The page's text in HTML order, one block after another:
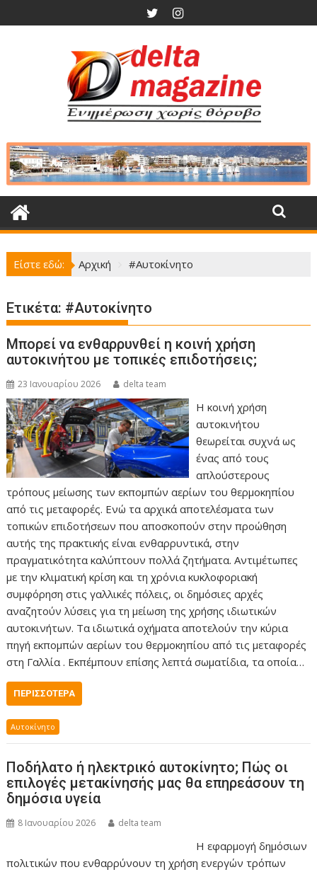
στο
Είστε εδώ: Αρχική #Αυτοκίνητο
Ετικέτα: #Αυτοκίνητο
Μπορεί να ενθαρρυνθεί η κοινή χρήση
αυτοκινήτου με τοπικές επιδοτήσεις;
23 Ιανουαρίου 2026 delta team
Η κοινή χρήση
αυτοκινήτου
θεωρείται συχνά ως
ένας από τους
απλούστερους
τρόπους μείωσης των εκπομπών αερίων του θερμοκηπίου
από τις μεταφορές. Ενώ τα αρχικά αποτελέσματα των
τοπικών επιδοτήσεων που αποσκοπούν στην προώθηση
αυτής της πρακτικής είναι ενθαρρυντικά, στην
πραγματικότητα καλύπτουν πολλά ζητήματα. Αντιμέτωπες
με την κλιματική κρίση και τη χρόνια κυκλοφοριακή
συμφόρηση στις γαλλικές πόλεις, οι δημόσιες αρχές
αναζητούν λύσεις για τη μείωση της χρήσης ιδιωτικών
αυτοκινήτων. Τα ιδιωτικά οχήματα αποτελούν την κύρια
πηγή εκπομπών αερίων του θερμοκηπίου από τις μεταφορές
στη Γαλλία . Εκπέμπουν επίσης λεπτά σωματίδια, τα οποία…
ΠΕΡΙΣΣΌΤΕΡΑ
Αυτοκίνητο
Ποδήλατο ή ηλεκτρικό αυτοκίνητο; Πώς οι
επιλογές μετακίνησής μας θα επηρεάσουν τη
δημόσια υγεία
8 Ιανουαρίου 2026 delta team
Η εφαρμογή δημόσιων
πολιτικών που ενθαρρύνουν τη χρήση ενεργών τρόπων